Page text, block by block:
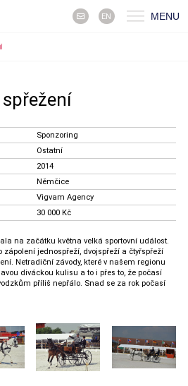
EN MENU
Sponzoring
Ostatní
2014
Němčice
Vigvam Agency
30 000 Kč
na začátku května velká sportovní událost.
jednospřeží, dvojspřeží a čtyřspřeží
Netradiční závody, které v našem regionu
diváckou kulisu a to i přes to, že počasí
příliš nepřálo. Snad se za rok počasí